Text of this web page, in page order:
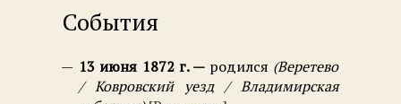
События
13 июня 1872 г. родился Веретево
/ Ковровский уезд / Владимирская